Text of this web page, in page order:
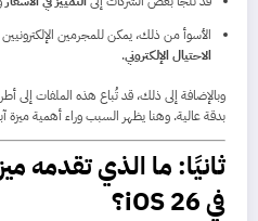
الأسوأ من ذلك، يمكن للمجرمين
الاحتيال الإلكتروني.
وبالإضافة إلى ذلك، قد تُباع هذه الملفات إلى
بدقة عالية. وهنا يظهر السبب وراء أهمية ميزة
ثانيًا: ما الذي تقدمه
في iOS 26؟